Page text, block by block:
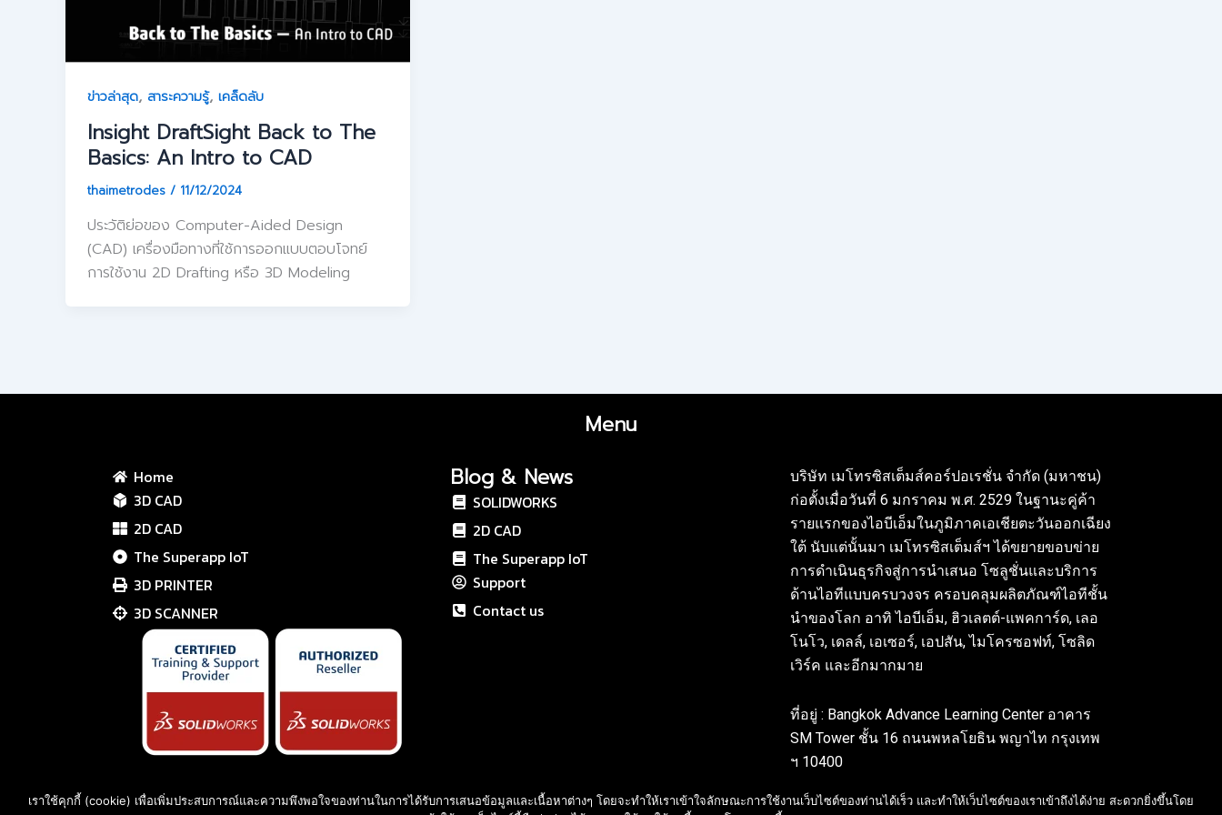
ข่าวล่าสุด, สาระความรู้, เคล็ดลับ
Insight DraftSight Back to The
Basics: An Intro to CAD
thaimetrodes / 11/12/2024
ประวัติย่อของ Computer-Aided Design
(CAD) เครื่องมือทางที่ใช้การออกแบบตอบโจทย์
การใช้งาน 2D Drafting หรือ 3D Modeling
Menu
Home
3D CAD
2D CAD
The Superapp IoT
3D PRINTER
3D SCANNER
Blog & News
SOLIDWORKS
2D CAD
The Superapp IoT
Support
Contact us
บริษัท เมโทรซิสเต็มส์คอร์ปอเรชั่น จำกัด (มหาชน)
ก่อตั้งเมื่อวันที่ 6 มกราคม พ.ศ. 2529 ในฐานะคู่ค้า
รายแรกของไอบีเอ็มในภูมิภาคเอเชียตะวันออกเฉียง
ใต้ นับแต่นั้นมา เมโทรซิสเต็มส์ฯ ได้ขยายขอบข่าย
การดำเนินธุรกิจสู่การนำเสนอ โซลูชั่นและบริการ
ด้านไอทีแบบครบวงจร ครอบคลุมผลิตภัณฑ์ไอทีชั้น
นำของโลก อาทิ ไอบีเอ็ม, ฮิวเลตต์-แพคการ์ด, เลอ
โนโว, เดลล์, เอเซอร์, เอปสัน, ไมโครซอฟท์, โซลิด
เวิร์ค และอีกมากมาย
ที่อยู่ : Bangkok Advance Learning Center อาคาร
SM Tower ชั้น 16 ถนนพหลโยธิน พญาไท กรุงเทพ
ฯ 10400
E-mail: sales-des@metrosystems.co.th
เราใช้คุกกี้ (cookie) เพื่อเพิ่มประสบการณ์และความพึงพอใจของท่านในการได้รับการเสนอข้อมูลและเนื้อหาต่างๆ โดยจะทำให้เราเข้าใจลักษณะการใช้งานเว็บไซต์ของท่านได้เร็ว และทำให้เว็บไซต์ของเราเข้าถึงได้ง่าย สะดวกยิ่งขึ้นโดย